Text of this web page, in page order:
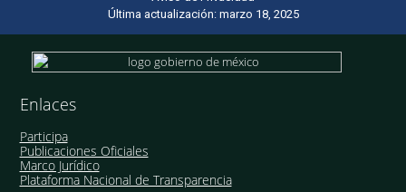
Última actualización: marzo 18, 2025
Enlaces
Participa
Publicaciones Oficiales
Marco Jurídico
Plataforma Nacional de Transparencia